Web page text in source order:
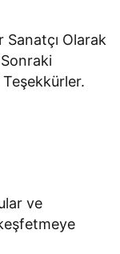
Sanatçı Olarak
Teşekkürler.
ve